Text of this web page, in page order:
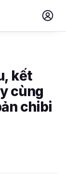
kết
cùng
chibi